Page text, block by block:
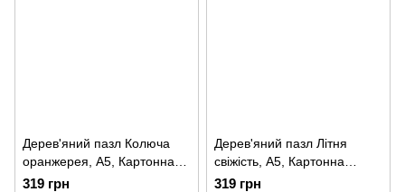
Дерев'яний пазл Колюча
оранжерея, А5, Картонна
коробка
319 грн
Дерев'яний пазл Літня
свіжість, А5, Картонна
коробка
319 грн